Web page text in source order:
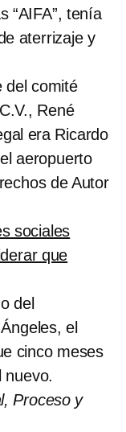
“AIFA”, tenía
aterrizaje y
del comité
René
era Ricardo
aeropuerto
de Autor
sociales
que
del
el
cinco meses
nuevo.
Proceso y